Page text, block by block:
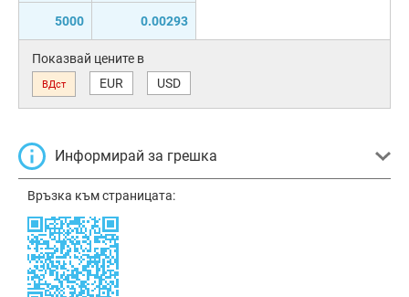
5000 0.00293
Показвай цените в
ВДст EUR USD
Информирай за грешка
Връзка към страницата: